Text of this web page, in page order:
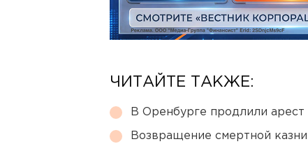
ЧИТАЙТЕ ТАКЖЕ:
В Оренбурге продлили
Возвращение смертной